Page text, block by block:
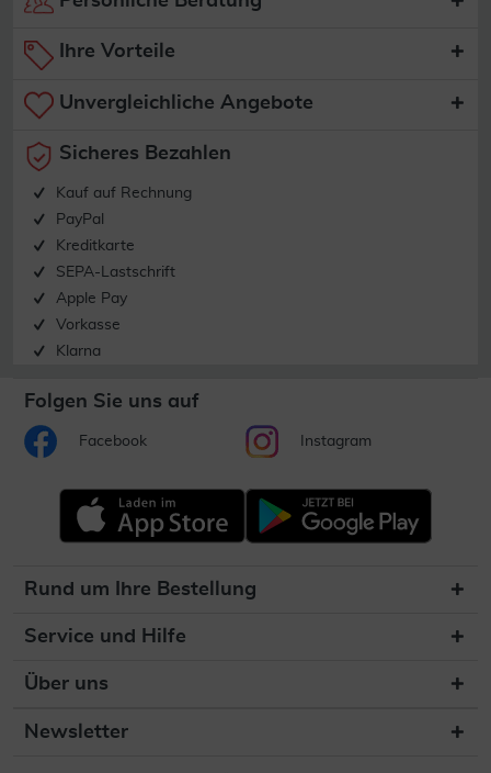
Ihre Vorteile
Unvergleichliche Angebote
Sicheres Bezahlen
Kauf auf Rechnung
PayPal
Kreditkarte
SEPA-Lastschrift
Apple Pay
Vorkasse
Klarna
Folgen Sie uns auf
Facebook Instagram
Rund um Ihre Bestellung
Service und Hilfe
Über uns
Newsletter